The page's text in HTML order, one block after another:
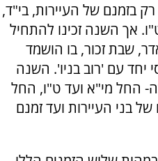
בזמנם של העיירות, בי"ד,
אך השנה זכינו להתחיל
שבת זכור, בו הושמד
עם 'רוב בניו'. השנה
החל מי"א ועד ט"ו, החל
בני העיירות ועד זמנם